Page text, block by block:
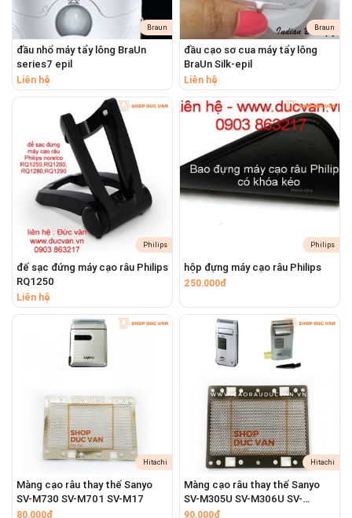
Tương thích
Lưỡi dao Codos phù hợp với nhiều mẫu tông đơ
Codos sau:
Codos T10
Codos CHC-905
Codos CHC-922
Codos CHC-923
Codos CHC-929
Codos CHC-932
Nếu bạn không chắc liệu tông đơ của mình có phù
hợp hay không, bạn có thể tham khảo ý kiến của
bộ phận chăm sóc khách hàng hoặc xem hướng
dẫn sử dụng sản phẩm.
Braun
đầu nhổ máy tẩy lông BraUn
series7 epil
Liên hệ
Braun
đầu cạo sơ cua máy tẩy lông
BraUn Silk-epil
Liên hệ
Philips
đế sạc đứng máy cạo râu Philips
RQ1250
Liên hệ
Philips
hộp đựng máy cạo râu Philips
250.000đ
Hitachi
Màng cạo râu thay thế Sanyo
SV-M730 SV-M701 SV-M17
80.000đ
Hitachi
Màng cạo râu thay thế Sanyo
SV-M305U SV-M306U SV-
M308U
90.000đ